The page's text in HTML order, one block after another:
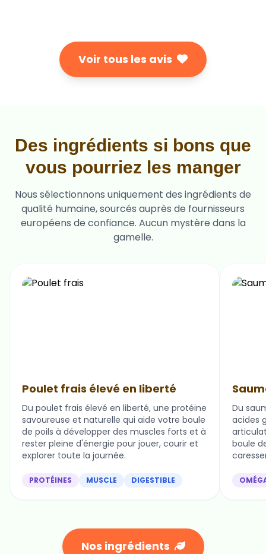
Voir tous les avis
Des ingrédients si bons que
vous pourriez les manger
Nous sélectionnons uniquement des ingrédients de
qualité humaine, sourcés auprès de fournisseurs
européens de confiance. Aucun mystère dans la
gamelle.
Poulet frais élevé en liberté
Du poulet frais élevé en liberté, une protéine
savoureuse et naturelle qui aide votre boule
de poils à développer des muscles forts et à
rester pleine d'énergie pour jouer, courir et
explorer toute la journée.
PROTÉINES MUSCLE DIGESTIBLE
Du
acides
boule
Nos ingrédients